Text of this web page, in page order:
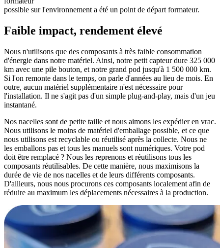
possible sur l'environnement a été un point de départ formateur.
Faible impact, rendement élevé
Nous n'utilisons que des composants à très faible consommation
d'énergie dans notre matériel. Ainsi, notre petit capteur dure 325 000
km avec une pile bouton, et notre grand pod jusqu'à 1 500 000 km.
Si l'on remonte dans le temps, on parle d'années au lieu de mois. En
outre, aucun matériel supplémentaire n'est nécessaire pour
l'installation. Il ne s'agit pas d'un simple plug-and-play, mais d'un jeu
instantané.
Nos nacelles sont de petite taille et nous aimons les expédier en vrac.
Nous utilisons le moins de matériel d'emballage possible, et ce que
nous utilisons est recyclable ou réutilisé après la collecte. Nous ne
les emballons pas et tous les manuels sont numériques. Votre pod
doit être remplacé ? Nous les reprenons et réutilisons tous les
composants réutilisables. De cette manière, nous maximisons la
durée de vie de nos nacelles et de leurs différents composants.
D'ailleurs, nous nous procurons ces composants localement afin de
réduire au maximum les déplacements nécessaires à la production.